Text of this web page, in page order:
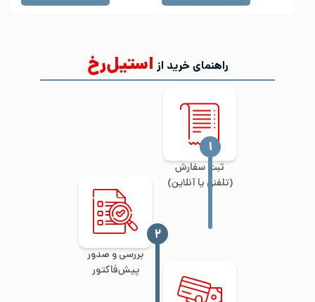
راهنمای خرید از استیل‌رخ
ثبت سفارش
(تلفنی یا آنلاین)
‍۱
بررسی و صدور
پیش‌فاکتور
‍۲